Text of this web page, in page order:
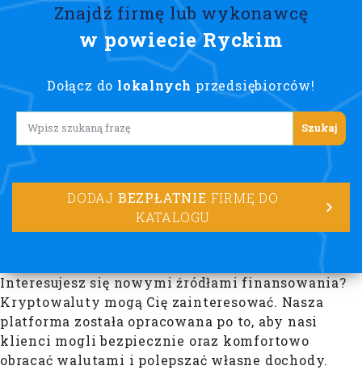
Znajdź firmę lub wykonawcę
w powiecie Ryckim
Dołącz do lokalnych przedsiębiorców!
Lorem ipsum
DODAJ BEZPŁATNIE FIRMĘ DO
KATALOGU
Interesujesz się nowymi źródłami finansowania?
Kryptowaluty mogą Cię zainteresować. Nasza
platforma została opracowana po to, aby nasi
klienci mogli bezpiecznie oraz komfortowo
obracać walutami i polepszać własne dochody.